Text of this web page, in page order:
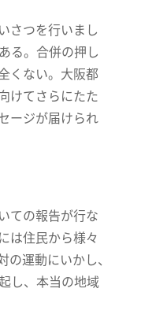
さつを行いまし
る。合併の押し
くない。大阪都
けてさらにたた
ージが届けられ
ての報告が行な
は住民から様々
運動にいかし、
し、本当の地域